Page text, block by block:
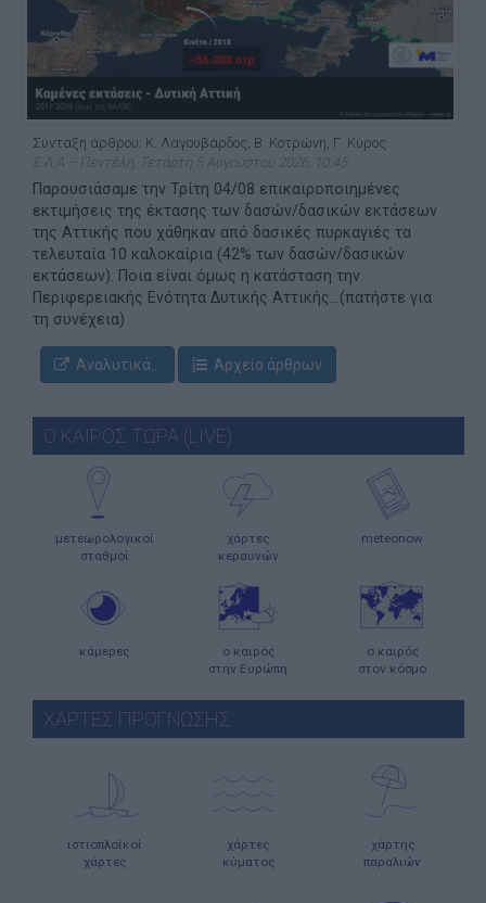
Σύνταξη άρθρου: Κ. Λαγουβάρδος, Β. Κοτρώνη, Γ. Κύρος
Ε.Α.Α – Πεντέλη, Τετάρτη 5 Αυγούστου 2026, 10:45
Παρουσιάσαμε την Τρίτη 04/08 επικαιροποιημένες
εκτιμήσεις της έκτασης των δασών/δασικών εκτάσεων
της Αττικής που χάθηκαν από δασικές πυρκαγιές τα
τελευταία 10 καλοκαίρια (42% των δασών/δασικών
εκτάσεων). Ποια είναι όμως η κατάσταση την
Περιφερειακής Ενότητα Δυτικής Αττικής...(πατήστε για
τη συνέχεια)
Αναλυτικά... Αρχείο άρθρων
Ο ΚΑΙΡΟΣ ΤΩΡΑ (LIVE)
μετεωρολογικοί
σταθμοί
χάρτες
κεραυνών
meteonow
κάμερες
ο καιρός
στην Ευρώπη
ο καιρός
στον κόσμο
ΧΑΡΤΕΣ ΠΡΟΓΝΩΣΗΣ
ιστιοπλοϊκοί
χάρτες
χάρτες
κύματος
χάρτης
παραλιών